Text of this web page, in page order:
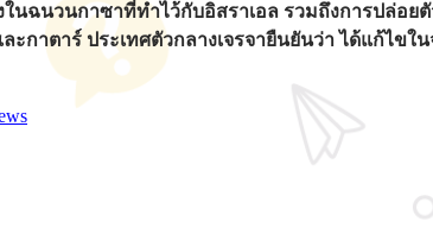
ฉนวนกาซาที่ทำไว้กับอิสราเอล รวมถึงการปล่อ
กาตาร์ ประเทศตัวกลางเจรจายืนยันว่า ได้แก้ไขใ